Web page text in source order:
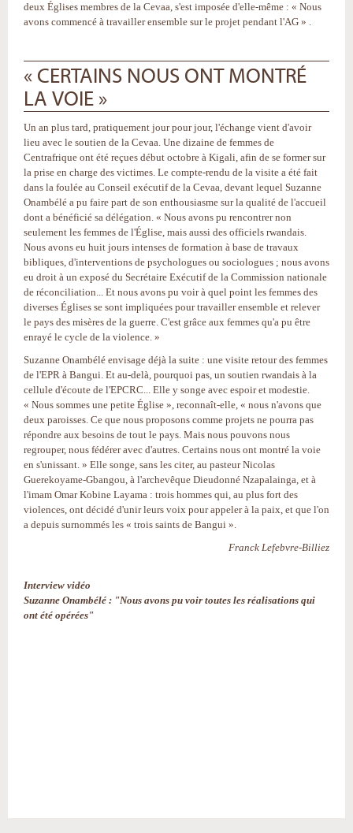
deux Églises membres de la Cevaa, s'est imposée d'elle-même : « Nous
avons commencé à travailler ensemble sur le projet pendant l'AG » .
« CERTAINS NOUS ONT MONTRÉ
LA VOIE »
Un an plus tard, pratiquement jour pour jour, l'échange vient d'avoir
lieu avec le soutien de la Cevaa. Une dizaine de femmes de
Centrafrique ont été reçues début octobre à Kigali, afin de se former sur
la prise en charge des victimes. Le compte-rendu de la visite a été fait
dans la foulée au Conseil exécutif de la Cevaa, devant lequel Suzanne
Onambélé a pu faire part de son enthousiasme sur la qualité de l'accueil
dont a bénéficié sa délégation. « Nous avons pu rencontrer non
seulement les femmes de l'Église, mais aussi des officiels rwandais.
Nous avons eu huit jours intenses de formation à base de travaux
bibliques, d'interventions de psychologues ou sociologues ; nous avons
eu droit à un exposé du Secrétaire Exécutif de la Commission nationale
de réconciliation... Et nous avons pu voir à quel point les femmes des
diverses Églises se sont impliquées pour travailler ensemble et relever
le pays des misères de la guerre. C'est grâce aux femmes qu'a pu être
enrayé le cycle de la violence. »
Suzanne Onambélé envisage déjà la suite : une visite retour des femmes
de l'EPR à Bangui. Et au-delà, pourquoi pas, un soutien rwandais à la
cellule d'écoute de l'EPCRC... Elle y songe avec espoir et modestie.
« Nous sommes une petite Église », reconnaît-elle, « nous n'avons que
deux paroisses. Ce que nous proposons comme projets ne pourra pas
répondre aux besoins de tout le pays. Mais nous pouvons nous
regrouper, nous fédérer avec d'autres. Certains nous ont montré la voie
en s'unissant. » Elle songe, sans les citer, au pasteur Nicolas
Guerekoyame-Gbangou, à l'archevêque Dieudonné Nzapalainga, et à
l'imam Omar Kobine Layama : trois hommes qui, au plus fort des
violences, ont décidé d'unir leurs voix pour appeler à la paix, et que l'on
a depuis surnommés les « trois saints de Bangui ».
Franck Lefebvre-Billiez
Interview vidéo
Suzanne Onambélé : "Nous avons pu voir toutes les réalisations qui
ont été opérées"